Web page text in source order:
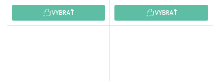
VYBRAŤ VYBRAŤ